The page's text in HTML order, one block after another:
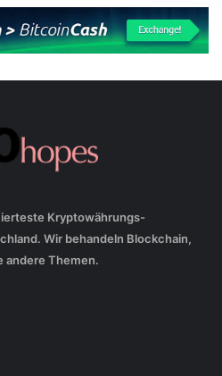
Kryptowährungs-
Wir behandeln Blockchain,
andere Themen.